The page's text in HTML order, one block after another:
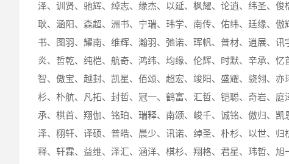
泽、训贤、驰辉、绰志、缘杰、以延、枫耀、论逍、纬圣、
耿、涵阳、森超、洲书、宁瑞、玮学、南传、佑纬、廷缘、
书、图羽、耀南、维辉、瀚羽、弛诺、珲帆、普材、逍展、
炎、哲乾、纯桤、航奇、鸿纬、均缘、伦辉、时默、辛承、
智、傲宝、越封、凯星、佰颂、超宏、竣阳、盛耀、骁翎、
杉、朴航、凡拓、封哲、冠一、鹤富、汇哲、铠聪、奇岩、
承、棋首、翔伽、铭珀、瑞释、南颂、峻千、诚铭、傲归、
泽、栩轩、译硕、普皓、晨少、讯诺、绰圣、朴杉、以世、
释、轩霖、益维、泽汇、涵洋、棋杉、翔格、君星、玮哲、